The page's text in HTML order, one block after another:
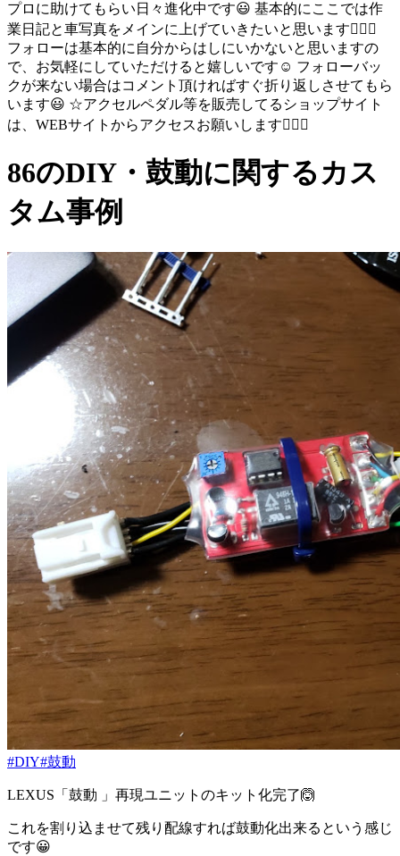
プロに助けてもらい日々進化中です😃 基本的にここでは作
業日記と車写真をメインに上げていきたいと思います🙋🏻‍♂️
フォローは基本的に自分からはしにいかないと思いますの
で、お気軽にしていただけると嬉しいです☺️ フォローバッ
クが来ない場合はコメント頂ければすぐ折り返しさせてもら
います😃 ☆アクセルペダル等を販売してるショップサイト
は、WEBサイトからアクセスお願いします🙆🏻‍♂️
86のDIY・鼓動に関するカス
タム事例
#DIY#鼓動
LEXUS「鼓動 」再現ユニットのキット化完了🙆
これを割り込ませて残り配線すれば鼓動化出来るという感じ
です😀